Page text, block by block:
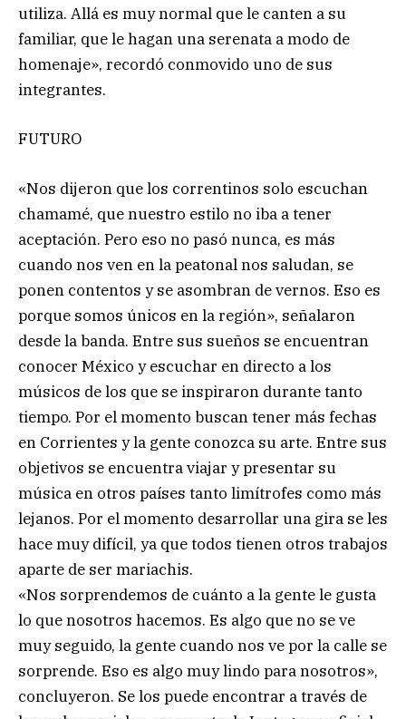
utiliza. Allá es muy normal que le canten a su
familiar, que le hagan una serenata a modo de
homenaje», recordó conmovido uno de sus
integrantes.
FUTURO
«Nos dijeron que los correntinos solo escuchan
chamamé, que nuestro estilo no iba a tener
aceptación. Pero eso no pasó nunca, es más
cuando nos ven en la peatonal nos saludan, se
ponen contentos y se asombran de vernos. Eso es
porque somos únicos en la región», señalaron
desde la banda. Entre sus sueños se encuentran
conocer México y escuchar en directo a los
músicos de los que se inspiraron durante tanto
tiempo. Por el momento buscan tener más fechas
en Corrientes y la gente conozca su arte. Entre sus
objetivos se encuentra viajar y presentar su
música en otros países tanto limítrofes como más
lejanos. Por el momento desarrollar una gira se les
hace muy difícil, ya que todos tienen otros trabajos
aparte de ser mariachis.
«Nos sorprendemos de cuánto a la gente le gusta
lo que nosotros hacemos. Es algo que no se ve
muy seguido, la gente cuando nos ve por la calle se
sorprende. Eso es algo muy lindo para nosotros»,
concluyeron. Se los puede encontrar a través de